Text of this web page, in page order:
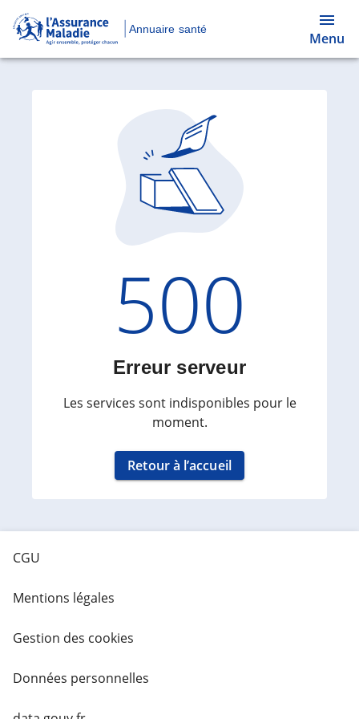
Annuaire santé
Menu
Code
500
Erreur serveur
Les services sont indisponibles pour le
moment.
Retour à l’accueil
CGU
Mentions légales
Gestion des cookies
Données personnelles